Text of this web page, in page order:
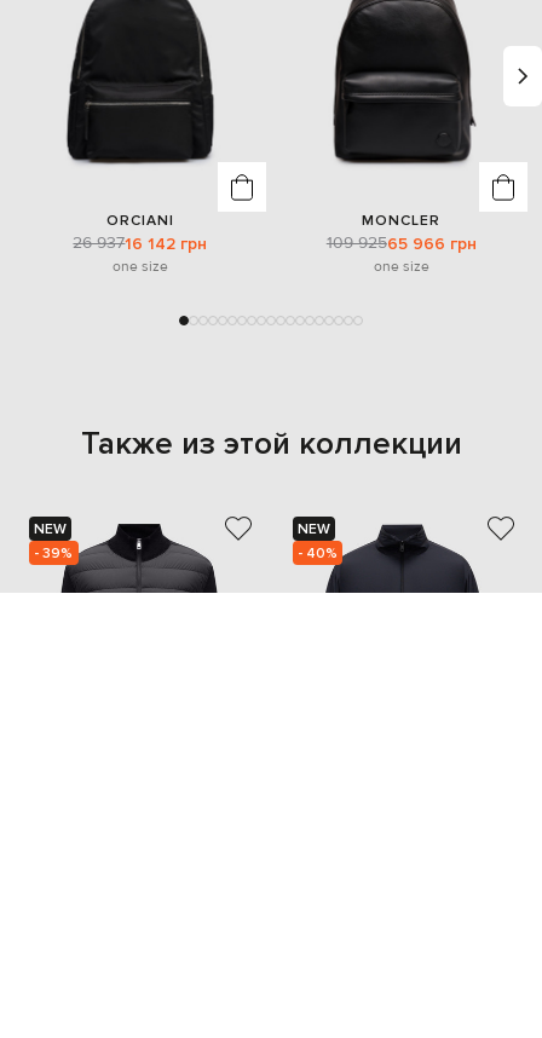
ORCIANI
26 93716 142 грн
one size
MONCLER
109 92565 966 грн
one size
Также из этой коллекции
NEW
- 39%
NEW
- 40%